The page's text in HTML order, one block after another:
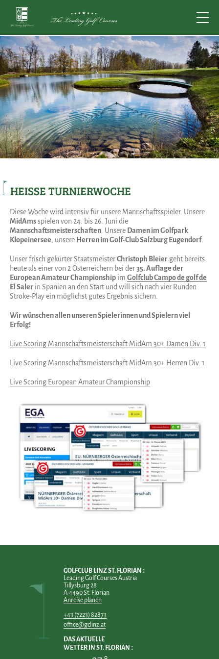
HEISSE TURNIERWOCHE
Diese Woche wird intensiv für unsere Mannschaftsspieler. Unsere
MidAmsspielen von 24. bis 26. Juni die
Mannschaftsmeisterschaften . Unsere Damen im Golfpark
Klopeinersee , unsere Herren im Golf-Club Salzburg Eugendorf.
Unser frisch gekürter StaatsmeisterChristoph Bleier geht bereits
heute als einer von 2 Österreichern bei der35. Auflage der
European Amateur Championship im Golfclub Campo de golf de
El Saler in Spanien an den Start und will sich nach vier Runden
Stroke-Play ein möglichst gutes Ergebnis sichern.
Wir wünschen allen unseren Spielerinnen und Spielern viel
Erfolg!
Live Scoring Mannschaftsmeisterschaft MidAm 30+ Damen Div. 1
Live Scoring Mannschaftsmeisterschaft MidAm 30+ Herren Div. 1
Live Scoring European Amateur Championship
GOLFCLUB LINZ ST. FLORIAN
Leading Golf Courses Austria
Tillysburg 28
A-4490 St. Florian
Anreise planen
+43 (7223) 82873
office@gclinz.at
DAS AKTUELLE
WETTER IN ST. FLORIAN